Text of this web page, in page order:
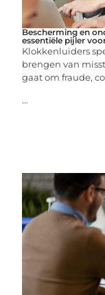
Bescherming en
essentiële pijler
Klokkenluiders
brengen van
gaat om fraude,
...